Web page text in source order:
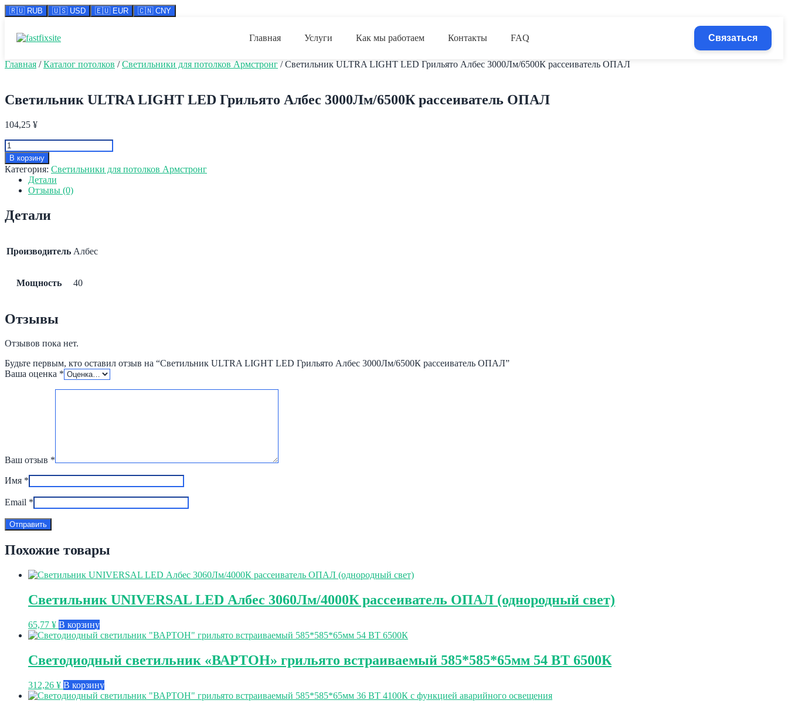
🇷🇺 RUB 🇺🇸 USD 🇪🇺 EUR 🇨🇳 CNY
содержимому
Главная Услуги Как мы работаем Контакты FAQ Связаться
Главная /Каталог потолков /Светильники для потолков Армстронг / Светильник ULTRA LIGHT LED Грильято Албес 3000Лм/6500К рассеиватель ОПАЛ
Светильник ULTRA LIGHT LED Грильято Албес 3000Лм/6500К рассеиватель ОПАЛ
104,25 ¥
Количество
товара
Светильник
ULTRA
LIGHT
Албес
ОПАЛ
В корзину
Категория: Светильники для потолков Армстронг
Детали
Отзывы (0)
Детали
Производитель Албес
Мощность 40
Отзывы
Отзывов пока нет.
Будьте первым, кто оставил отзыв на “Светильник ULTRA LIGHT LED Грильято Албес 3000Лм/6500К рассеиватель ОПАЛ”
Ваша оценка *
Ваш отзыв *
Имя *
Email *
Похожие товары
Светильник UNIVERSAL LED Албес 3060Лм/4000К рассеиватель ОПАЛ (однородный свет)
65,77 ¥ В корзину
Светодиодный светильник «ВАРТОН» грильято встраиваемый 585*585*65мм 54 ВТ 6500К
312,26 ¥ В корзину